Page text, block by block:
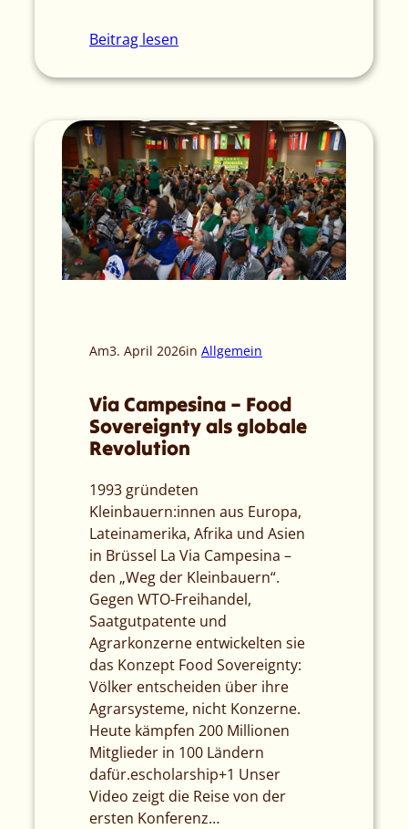
Beitrag lesen
Am3. April 2026in Allgemein
Via Campesina – Food
Sovereignty als globale
Revolution
1993 gründeten
Kleinbauern:innen aus Europa,
Lateinamerika, Afrika und Asien
in Brüssel La Via Campesina –
den „Weg der Kleinbauern“.
Gegen WTO-Freihandel,
Saatgutpatente und
Agrarkonzerne entwickelten sie
das Konzept Food Sovereignty:
Völker entscheiden über ihre
Agrarsysteme, nicht Konzerne.
Heute kämpfen 200 Millionen
Mitglieder in 100 Ländern
dafür.escholarship+1 Unser
Video zeigt die Reise von der
ersten Konferenz…